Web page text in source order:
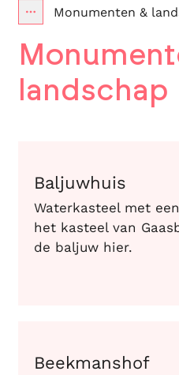
Toon alle
Monumenten &
landschap
Baljuwhuis
Waterkasteel met
het kasteel van
de baljuw hier.
Beekmanshof